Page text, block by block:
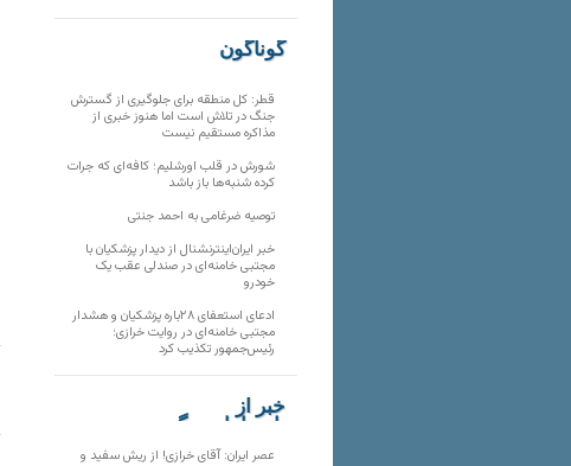
گوناگون
قطر: کل منطقه برای جلوگیری از گسترش
جنگ در تلاش است اما هنوز خبری از
مذاکره مستقیم نیست
شورش در قلب اورشلیم؛ کافه‌ای که جرات
کرده شنبه‌ها باز باشد
توصیه ضرغامی به احمد جنتی
خبر ایران‌اینترنشنال از دیدار پزشکیان با
مجتبی خامنه‌ای در صندلی عقب یک
خودرو
ادعای استعفای ۲۸باره پزشکیان و هشدار
مجتبی خامنه‌ای در روایت خرازی؛
رئیس‌جمهور تکذیب کرد
خبر از
تارنماهای دیگر
عصر ایران: آقای خرازی! از ریش سفید و